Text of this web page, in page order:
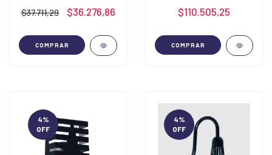
$37.711,29 $36.276,86
COMPRAR
$110.505,25
COMPRAR
4%
OFF
4%
OFF